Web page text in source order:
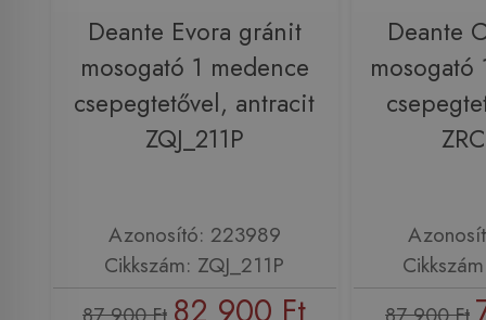
Deante Evora gránit
mosogató 1 medence
csepegtetővel, antracit
ZQJ_211P
Azonosító: 223989
Cikkszám: ZQJ_211P
Deante
mosogató